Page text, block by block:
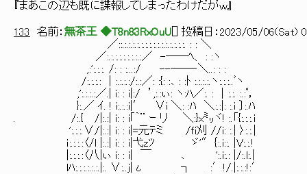
『まあこの辺も既に諜報してしまったわけだがｗ』
133 名前： 無茶王 ◆T8n83RxOuU ] 投稿日： 2023/05/06(Sat)
／::.:.:.:.:.:.:.:.:.:.:.:.:.:.:.:. : : ＼
／:.:.:.:.:.:.:.:.:／ -──ﾍ、 : :ヽ
,:':.:.:. /: : :...:/ --──‐＼..: : :
/:.:.:.: │:.:.:.:/:.:／: :{: :､ : :ﾄ :.:.:.:.ヽ:.:.:..ﾞヽ
,':.:.:.:／.| i: : i|:/ ’,:.:ぃ: ヽ:ﾊ／:. : │:.:. :.:ﾟ，
}:.／ ｲ. ! i:.:.:i|′ ∨i ＼: :ﾊ ＼:.:|: :.i 〕:.ﾊ
. /:.{ /|:.:| i: : i｢｀¨ ｰ リ ＼:}x㍉ヾ! :.「{:.:.:.i
':.:.:.∨/|:.:| i: : i|=元ﾃミ /ｆi刈 //i: :.| 〉:.:.|
ｉ:.:.:.:〈/l |:.:| i: : i|弋zﾂ ゞ'″｛:.i::. |V:.:.!
|:.:.:.:〈八|ぃ i: : i| ￣ ､ ':.i:.: |/:.l:.|
lﾊ:.:.:.:.:.:.|:. ∨:..ｊ|ι ┐ :′!/.|:.:.:!:′